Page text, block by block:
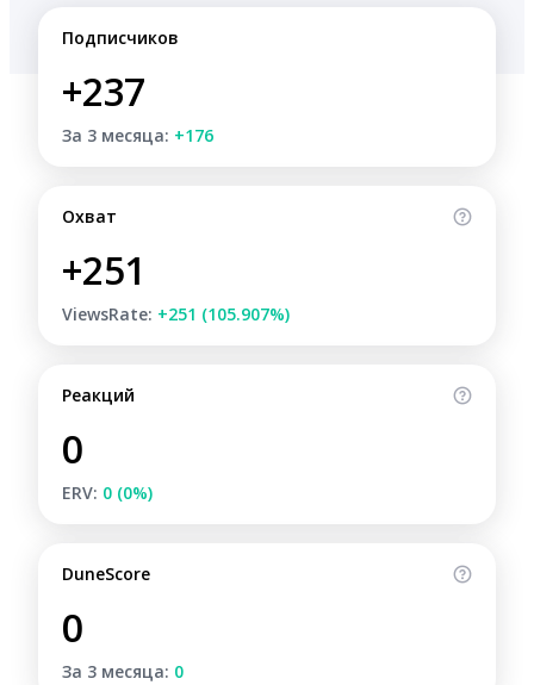
Подписчиков
+237
За 3 месяца: +176
Охват
+251
ViewsRate: +251 (105.907%)
Реакций
0
ERV: 0 (0%)
DuneScore
0
За 3 месяца: 0